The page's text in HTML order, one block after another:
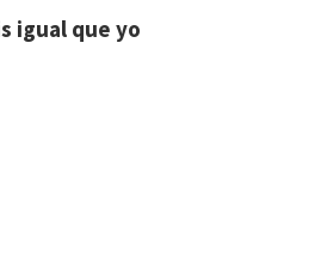
igual que yo